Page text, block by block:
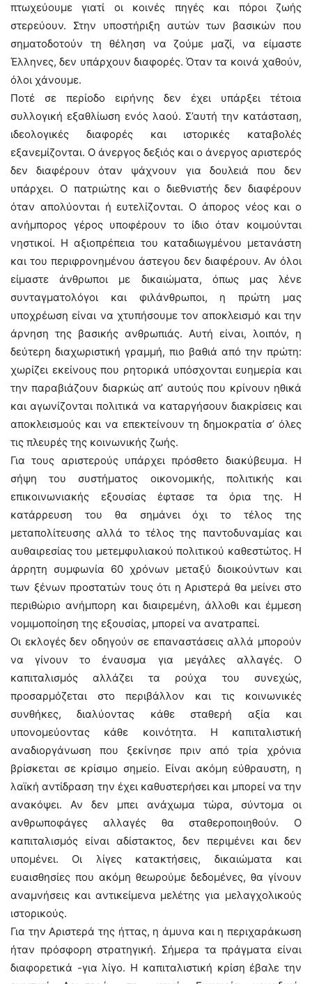
πτωχεύουμε γιατί οι κοινές πηγές και πόροι ζωής
στερεύουν. Στην υποστήριξη αυτών των βασικών που
σηματοδοτούν τη θέληση να ζούμε μαζί, να είμαστε
Έλληνες, δεν υπάρχουν διαφορές. Όταν τα κοινά χαθούν,
όλοι χάνουμε.
Ποτέ σε περίοδο ειρήνης δεν έχει υπάρξει τέτοια
συλλογική εξαθλίωση ενός λαού. Σ’αυτή την κατάσταση,
ιδεολογικές διαφορές και ιστορικές καταβολές
εξανεμίζονται. Ο άνεργος δεξιός και ο άνεργος αριστερός
δεν διαφέρουν όταν ψάχνουν για δουλειά που δεν
υπάρχει. Ο πατριώτης και ο διεθνιστής δεν διαφέρουν
όταν απολύονται ή ευτελίζονται. Ο άπορος νέος και ο
ανήμπορος γέρος υποφέρουν το ίδιο όταν κοιμούνται
νηστικοί. Η αξιοπρέπεια του καταδιωγμένου μετανάστη
και του περιφρονημένου άστεγου δεν διαφέρουν. Αν όλοι
είμαστε άνθρωποι με δικαιώματα, όπως μας λένε
συνταγματολόγοι και φιλάνθρωποι, η πρώτη μας
υποχρέωση είναι να χτυπήσουμε τον αποκλεισμό και την
άρνηση της βασικής ανθρωπιάς. Αυτή είναι, λοιπόν, η
δεύτερη διαχωριστική γραμμή, πιο βαθιά από την πρώτη:
χωρίζει εκείνους που ρητορικά υπόσχονται ευημερία και
την παραβιάζουν διαρκώς απ’ αυτούς που κρίνουν ηθικά
και αγωνίζονται πολιτικά να καταργήσουν διακρίσεις και
αποκλεισμούς και να επεκτείνουν τη δημοκρατία σ’ όλες
τις πλευρές της κοινωνικής ζωής.
Για τους αριστερούς υπάρχει πρόσθετο διακύβευμα. Η
σήψη του συστήματος οικονομικής, πολιτικής και
επικοινωνιακής εξουσίας έφτασε τα όρια της. Η
κατάρρευση του θα σημάνει όχι το τέλος της
μεταπολίτευσης αλλά το τέλος της παντοδυναμίας και
αυθαιρεσίας του μετεμφυλιακού πολιτικού καθεστώτος. Η
άρρητη συμφωνία 60 χρόνων μεταξύ διοικούντων και
των ξένων προστατών τους ότι η Αριστερά θα μείνει στο
περιθώριο ανήμπορη και διαιρεμένη, άλλοθι και έμμεση
νομιμοποίηση της εξουσίας, μπορεί να ανατραπεί.
Οι εκλογές δεν οδηγούν σε επαναστάσεις αλλά μπορούν
να γίνουν το έναυσμα για μεγάλες αλλαγές. Ο
καπιταλισμός αλλάζει τα ρούχα του συνεχώς,
προσαρμόζεται στο περιβάλλον και τις κοινωνικές
συνθήκες, διαλύοντας κάθε σταθερή αξία και
υπονομεύοντας κάθε κοινότητα. Η καπιταλιστική
αναδιοργάνωση που ξεκίνησε πριν από τρία χρόνια
βρίσκεται σε κρίσιμο σημείο. Είναι ακόμη εύθραυστη, η
λαϊκή αντίδραση την έχει καθυστερήσει και μπορεί να την
ανακόψει. Αν δεν μπει ανάχωμα τώρα, σύντομα οι
ανθρωποφάγες αλλαγές θα σταθεροποιηθούν. Ο
καπιταλισμός είναι αδίστακτος, δεν περιμένει και δεν
υπομένει. Οι λίγες κατακτήσεις, δικαιώματα και
ευαισθησίες που ακόμη θεωρούμε δεδομένες, θα γίνουν
αναμνήσεις και αντικείμενα μελέτης για μελαγχολικούς
ιστορικούς.
Για την Αριστερά της ήττας, η άμυνα και η περιχαράκωση
ήταν πρόσφορη στρατηγική. Σήμερα τα πράγματα είναι
διαφορετικά -για λίγο. Η καπιταλιστική κρίση έβαλε την